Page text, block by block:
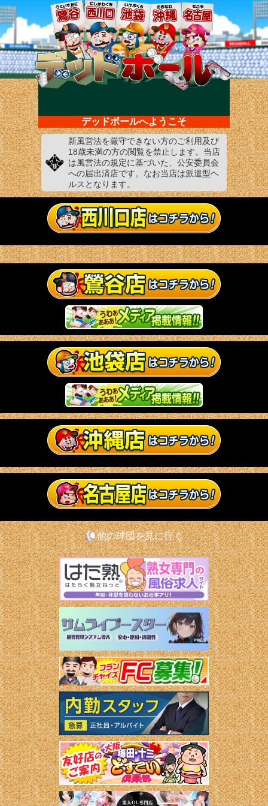
デッドボールへようこそ
新風営法を厳守できない方のご利用及び
18歳未満の方の閲覧を禁止します。当店
は風営法の規定に基づいた、公安委員会
への届出済店です。なお当店は派遣型ヘ
ルスとなります。
他の球団を見に行く